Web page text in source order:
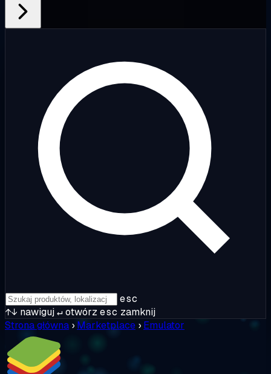
esc
↑↓ nawiguj↵otwórz esc zamknij
Strona główna › Marketplace › Emulator